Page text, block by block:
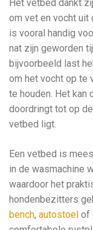
Het vetbed dankt
om vet en vocht uit
is vooral handig
nat zijn geworden
bijvoorbeeld last
om het vocht op te
te houden. Het kan
doordringt tot op
vetbed ligt.
Een vetbed is
in de wasmachine
waardoor het
hondenbezitters
bench, autostoel of